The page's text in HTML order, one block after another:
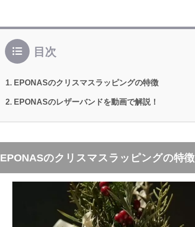
目次
EPONASのクリスマスラッピングの特徴
EPONASのレザーバンドを動画で解説！
EPONASのクリスマスラッピングの特徴